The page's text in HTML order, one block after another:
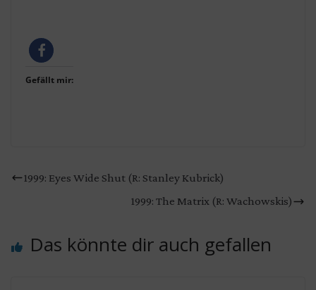
Gefällt mir:
1999: Eyes Wide Shut (R: Stanley Kubrick)
1999: The Matrix (R: Wachowskis)
Das könnte dir auch gefallen